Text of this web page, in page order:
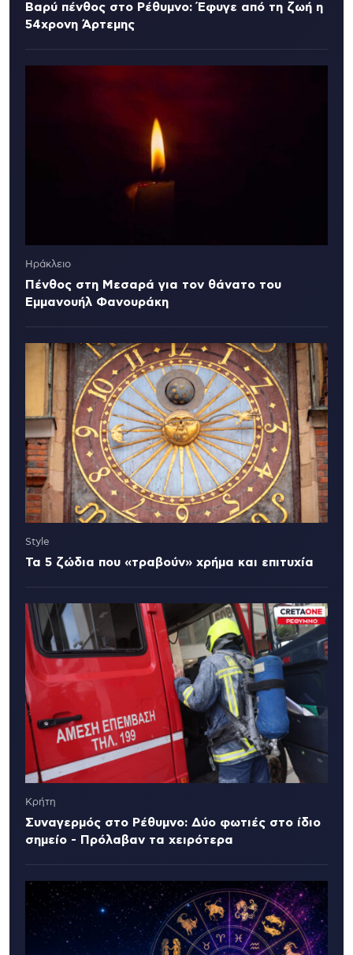
Βαρύ πένθος στο Ρέθυμνο: Έφυγε από τη ζωή η
54χρονη Άρτεμης
Ηράκλειο
Πένθος στη Μεσαρά για τον θάνατο του
Εμμανουήλ Φανουράκη
Style
Τα 5 ζώδια που «τραβούν» χρήμα και επιτυχία
Κρήτη
Συναγερμός στο Ρέθυμνο: Δύο φωτιές στο ίδιο
σημείο - Πρόλαβαν τα χειρότερα